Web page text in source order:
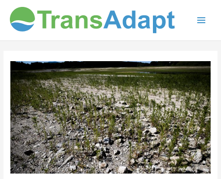
obsah
Expert:
Polovinu
léta
už
tvoří
tropické
dny.
To
známe
z
Chorvatska,